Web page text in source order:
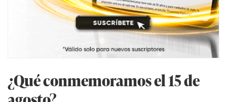
¿Qué conmemoramos el 15 de